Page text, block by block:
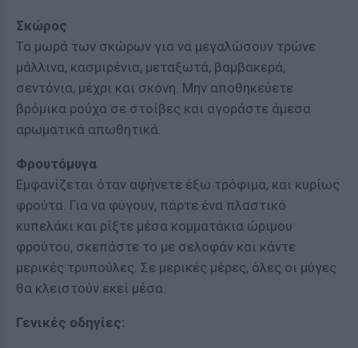
Σκώρος
Τα μωρά των σκώρων για να μεγαλώσουν τρώνε
μάλλινα, κασμιρένια, μεταξωτά, βαμβακερά,
σεντόνια, μέχρι και σκόνη. Μην αποθηκεύετε
βρόμικα ρούχα σε στοίβες και αγοράστε άμεσα
αρωματικά απωθητικά.
Φρουτόμυγα
Εμφανίζεται όταν αφήνετε έξω τρόφιμα, και κυρίως
φρούτα. Για να φύγουν, πάρτε ένα πλαστικό
κυπελάκι και ρίξτε μέσα κομματάκια ώριμου
φρούτου, σκεπάστε το με σελοφάν και κάντε
μερικές τρυπούλες. Σε μερικές μέρες, όλες οι μύγες
θα κλειστούν εκεί μέσα.
Γενικές οδηγίες: